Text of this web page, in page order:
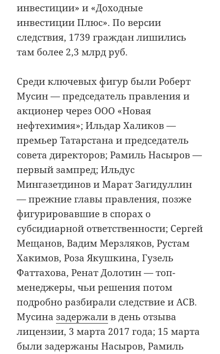
инвестиции» и «Доходные
инвестиции Плюс». По версии
следствия, 1739 граждан лишились
там более 2,3 млрд руб.
Среди ключевых фигур были Роберт
Мусин — председатель правления и
акционер через ООО «Новая
нефтехимия»; Ильдар Халиков —
премьер Татарстана и председатель
совета директоров; Рамиль Насыров —
первый зампред; Ильдус
Мингазетдинов и Марат Загидуллин
— прежние главы правления, позже
фигурировавшие в спорах о
субсидиарной ответственности; Сергей
Мещанов, Вадим Мерзляков, Рустам
Хакимов, Роза Якушкина, Гузель
Фаттахова, Ренат Долотин — топ-
менеджеры, чьи решения потом
подробно разбирали следствие и АСВ.
Мусиназадержалив день отзыва
лицензии, 3 марта 2017 года; 15 марта
были задержаны Насыров, Рамиль